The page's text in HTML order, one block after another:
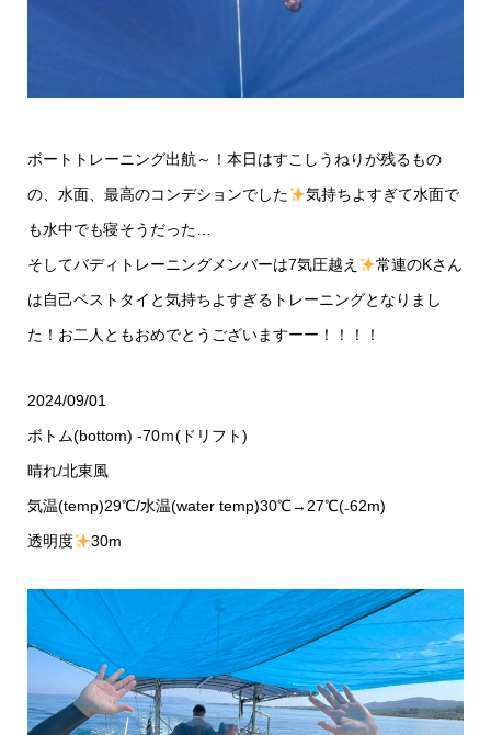
ボートトレーニング出航～！本日はすこしうねりが残るもの
の、水面、最高のコンデションでした
気持ちよすぎて水面で
も水中でも寝そうだった…
そしてバディトレーニングメンバーは7気圧越え
常連のKさん
は自己ベストタイと気持ちよすぎるトレーニングとなりまし
た！お二人ともおめでとうございますーー！！！！
2024/09/01
ボトム(bottom) -70ｍ(ドリフト)
晴れ/北東風
気温(temp)29℃/水温(water temp)30℃→27℃(₋62m)
透明度
30m